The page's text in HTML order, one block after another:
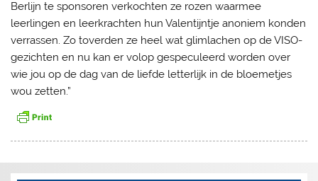
Berlijn te sponsoren verkochten ze rozen waarmee
leerlingen en leerkrachten hun Valentijntje anoniem konden
verrassen. Zo toverden ze heel wat glimlachen op de VISO-
gezichten en nu kan er volop gespeculeerd worden over
wie jou op de dag van de liefde letterlijk in de bloemetjes
wou zetten.”